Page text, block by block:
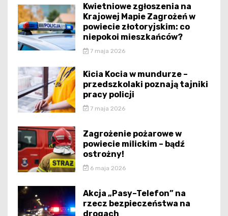
Kwietniowe zgłoszenia na
Krajowej Mapie Zagrożeń w
powiecie złotoryjskim: co
niepokoi mieszkańców?
7 maja 2026
Kicia Kocia w mundurze –
przedszkolaki poznają tajniki
pracy policji
7 maja 2026
Zagrożenie pożarowe w
powiecie milickim – bądź
ostrożny!
6 maja 2026
Akcja „Pasy–Telefon” na
rzecz bezpieczeństwa na
drogach